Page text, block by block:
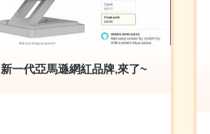
新一代亞馬遜網紅品牌,來了~